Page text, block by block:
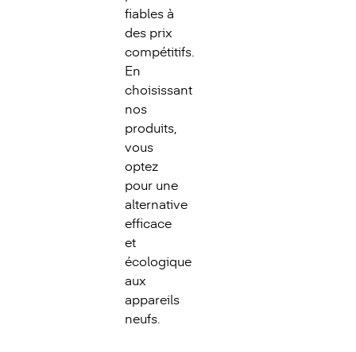
fiables à
des prix
compétitifs.
En
choisissant
nos
produits,
vous
optez
pour une
alternative
efficace
et
écologique
aux
appareils
neufs.